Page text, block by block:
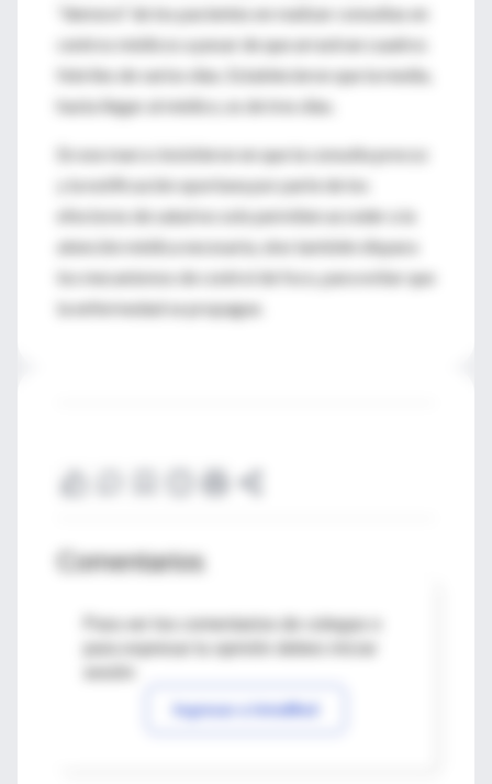
"demora" de los pacientes en realizar consultas en
centros médicos a pesar de que arrastran cuadros
febriles de varios días. Establecieron que la media,
hasta llegar al médico, es de tres días.
En ese marco insistieron en que la consulta precoz
y la notificación oportuna por parte de los
efectores de salud no solo permiten acceder a la
atención médica necesaria, sino también dispara
los mecanismos de control de foco, para evitar que
la enfermedad se propague.
Comentarios
Para ver los comentarios de colegas o
Ingresar a IntraMed